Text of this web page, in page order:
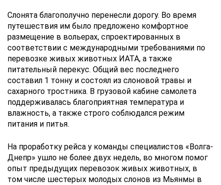
Слонята благополучно перенесли дорогу. Во время
путешествия им было предложено комфортное
размещение в вольерах, спроектированных в
соответствии с международными требованиями по
перевозке живых животных ИАТА, а также
питательный перекус. Общий вес последнего
составил 1 тонну и состоял из слоновой травы и
сахарного тростника. В грузовой кабине самолета
поддерживалась благоприятная температура и
влажность, а также строго соблюдался режим
питания и питья.
На проработку рейса у команды специалистов «Волга-
Днепр» ушло не более двух недель, во многом помог
опыт предыдущих перевозок живых животных, в
том числе шестерых молодых слонов из Мьянмы в